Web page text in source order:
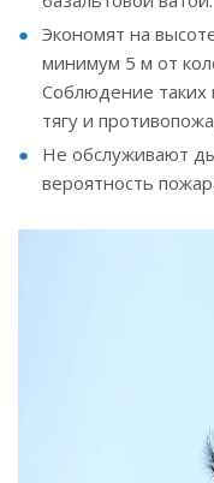
Экономят на
минимум 5 м от
Соблюдение таких
тягу и
Не обслуживают
вероятность